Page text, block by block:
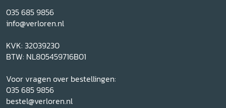
035 685 9856
info@verloren.nl
KVK: 32039230
BTW: NL805459716B01
Voor vragen over bestellingen:
035 685 9856
bestel@verloren.nl